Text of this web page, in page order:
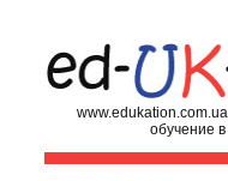
обучение